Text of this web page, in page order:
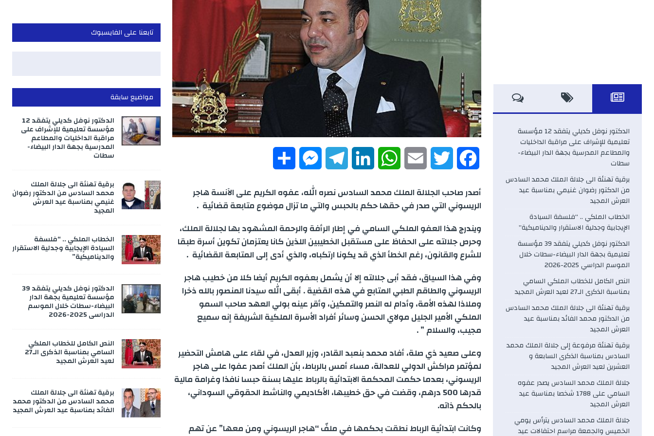
c
e
b
o
k
i
t
t
e
r
a
i
l
a
t
s
p
p
n
e
d
I
n
l
e
g
a
m
s
s
e
g
e
a
r
e
أصدر صاحب الجلالة الملك محمد السادس نصره الله، عفوه الكريم على الآنسة هاجر
الريسوني التي صدر في حقها حكم بالحبس والتي ما تزال موضوع متابعة قضائية .
ويندرج هذا العفو الملكي السامي في إطار الرأفة والرحمة المشهود بها لجلالة الملك،
وحرص جلالته على الحفاظ على مستقبل الخطيبين اللذين كانا يعتزمان تكوين أسرة طبقا
للشرع والقانون، رغم الخطأ الذي قد يكونا ارتكباه، والذي أدى إلى المتابعة القضائية .
وفي هذا السياق، فقد أبى جلالته إلا أن يشمل بعفوه الكريم أيضا كلا من خطيب هاجر
الريسوني والطاقم الطبي المتابع في هذه القضية . أبقى الله سيدنا المنصور بالله ذخرا
وملاذا لهذه الأمة، وأدام له النصر والتمكين، وأقر عينه بولي العهد صاحب السمو
الملكي الأمير الجليل مولاي الحسن وسائر أفراد الأسرة الملكية الشريفة إنه سميع
مجيب، والسلام ” .
وعلى صعيد ذي صلة، أفاد محمد بنعبد القادر، وزير العدل، في لقاء على هامش التحضير
لمؤتمر مراكش الدولي للعدالة، مساء أمس بالرباط، بأن الملك أصدر عفوا على هاجر
الريسوني، بعدما حكمت المحكمة الابتدائية بالرباط عليها بسنة حبسا نافذا وغرامة مالية
قدرها 500 درهم، وقضت في حق خطيبها، الأكاديمي والناشط الحقوقي السوداني،
بالحكم ذاته.
وكانت ابتدائية الرباط نطقت بحكمها في ملفّ “هاجر الريسوني ومن معها” عن تهم
الدكتور نوفل كديلي يتفقد 12 مؤسسة
تعليمية للإشراف على مراقبة الداخليات
والمطاعم المدرسية بجهة الدار البيضاء-
سطات
برقية تهنئة الى جلالة الملك محمد السادس
من الدكتور رضوان غنيمي بمناسبة عيد
العرش المجيد
الخطاب الملكي .. “فلسفة السيادة
الإيجابية وجدلية الاستقرار والديناميكية”
الدكتور نوفل كديلي يتفقد 39 مؤسسة
تعليمية بجهة الدار البيضاء-سطات خلال
الموسم الدراسي 2025-2026
النص الكامل للخطاب الملكي السامي
بمناسبة الذكرى الـ27 لعيد العرش المجيد
برقية تهنئة الى جلالة الملك محمد السادس
من الدكتور محمد الفائد بمناسبة عيد
العرش المجيد
برقية تهنئة مرفوعة إلى جلالة الملك محمد
السادس بمناسبة الذكرى السابعة و
العشرين لعيد العرش المجيد
جلالة الملك محمد السادس يصدر عفوه
السامي على 1788 شخصا بمناسبة عيد
العرش المجيد
جلالة الملك محمد السادس يترأس يومي
الخميس والجمعة مراسم احتفالات عيد
تابعنا على الفايسبوك
مواضيع سابقة
الدكتور نوفل كديلي يتفقد 12
مؤسسة تعليمية للإشراف على
مراقبة الداخليات والمطاعم
المدرسية بجهة الدار البيضاء-
سطات
برقية تهنئة الى جلالة الملك
محمد السادس من الدكتور رضوان
غنيمي بمناسبة عيد العرش
المجيد
الخطاب الملكي .. “فلسفة
السيادة الإيجابية وجدلية الاستقرار
والديناميكية”
الدكتور نوفل كديلي يتفقد 39
مؤسسة تعليمية بجهة الدار
البيضاء-سطات خلال الموسم
الدراسي 2025-2026
النص الكامل للخطاب الملكي
السامي بمناسبة الذكرى الـ27
لعيد العرش المجيد
برقية تهنئة الى جلالة الملك
محمد السادس من الدكتور محمد
الفائد بمناسبة عيد العرش المجيد